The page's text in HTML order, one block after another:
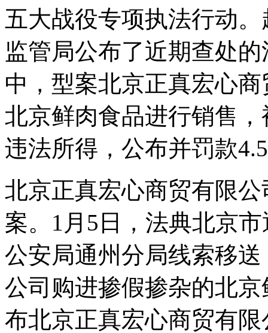
五大战役专项执法行动。
监管局公布了近期查处
中，型案北京正真宏心
北京鲜肉食品进行销售
违法所得，公布并罚款
北京正真宏心商贸有限
案。1月5日，法典北京
公安局通州分局线索移
公司购进掺假掺杂的北
布北京正真宏心商贸有